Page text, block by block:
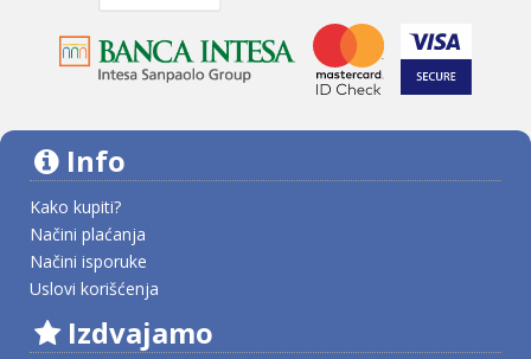
Info
Kako kupiti?
Načini plaćanja
Načini isporuke
Uslovi korišćenja
Izdvajamo